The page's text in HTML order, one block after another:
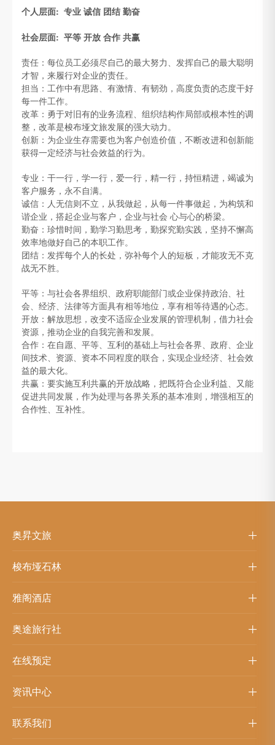
个人层面: 专业 诚信 团结 勤奋
社会层面: 平等 开放 合作 共赢
责任：每位员工必须尽自己的最大努力、发挥自己的最大聪明
才智，来履行对企业的责任。
担当：工作中有思路、有激情、有韧劲，高度负责的态度干好
每一件工作。
改革：勇于对旧有的业务流程、组织结构作局部或根本性的调
整，改革是梭布垭文旅发展的强大动力。
创新：为企业生存需要也为客户创造价值，不断改进和创新能
获得一定经济与社会效益的行为。
专业：干一行，学一行，爱一行，精一行，持恒精进，竭诚为
客户服务，永不自满。
诚信：人无信则不立，从我做起，从每一件事做起，为构筑和
谐企业，搭起企业与客户，企业与社会 心与心的桥梁。
勤奋：珍惜时间，勤学习勤思考，勤探究勤实践，坚持不懈高
效率地做好自己的本职工作。
团结：发挥每个人的长处，弥补每个人的短板，才能攻无不克
战无不胜。
平等：与社会各界组织、政府职能部门或企业保持政治、社
会、经济、法律等方面具有相等地位，享有相等待遇的心态。
开放：解放思想，改变不适应企业发展的管理机制，借力社会
资源，推动企业的自我完善和发展。
合作：在自愿、平等、互利的基础上与社会各界、政府、企业
间技术、资源、资本不同程度的联合，实现企业经济、社会效
益的最大化。
共赢：要实施互利共赢的开放战略，把既符合企业利益、又能
促进共同发展，作为处理与各界关系的基本准则，增强相互的
合作性、互补性。
奥昇文旅
梭布垭石林
雅阁酒店
奥途旅行社
在线预定
资讯中心
联系我们